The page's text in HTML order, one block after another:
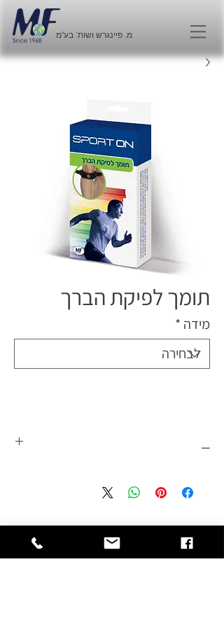
מ. פיינגרש ושות' בע"מ
תומך לפיקת הברך
מידה *
הגיד מתחת לפיקה לשימוש בדלקת בעצם
עצם הפיקה בזמן כיפוף הברך, מתאים
לשימוש בענפי הספורט השונים ולרקדנים.